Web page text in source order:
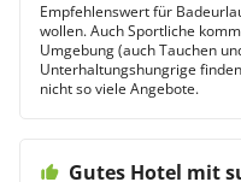
Empfehlenswert für
wollen. Auch Sportliche
Umgebung (auch Tauchen
Unterhaltungshungrige
nicht so viele Angebote.
Gutes Hotel mit